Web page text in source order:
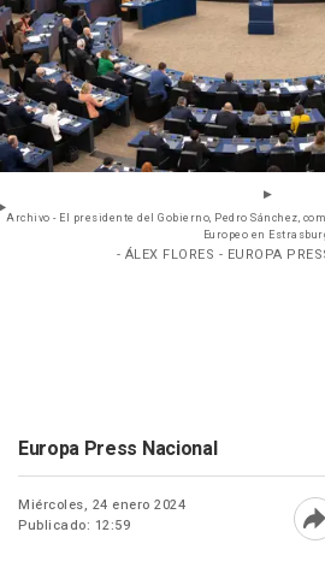
Archivo - El presidente del Gobierno, Pedro Sánchez,
Europeo en
- ÁLEX FLORES - EUROPA
Europa Press Nacional
Miércoles, 24 enero 2024
Publicado: 12:59